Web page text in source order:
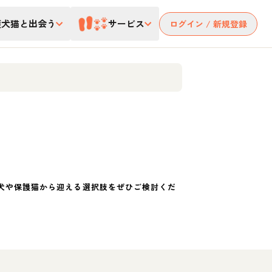
猫と出会う サービス ログイン / 新規登録
保護猫から迎える選択肢をぜひご検討くだ